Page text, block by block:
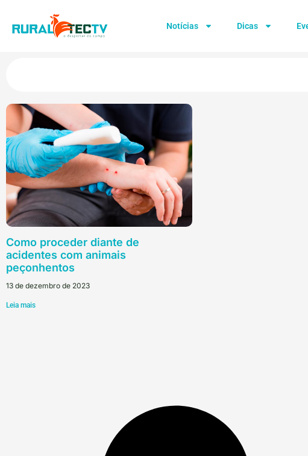
Notícias Dicas
Como proceder diante de
acidentes com animais
peçonhentos
13 de dezembro de 2023
Leia mais